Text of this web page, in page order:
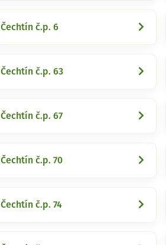
Čechtín č.p. 6
Čechtín č.p. 63
Čechtín č.p. 67
Čechtín č.p. 70
Čechtín č.p. 74